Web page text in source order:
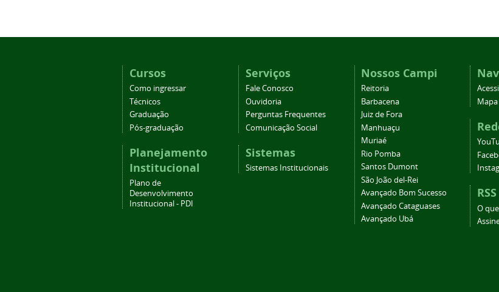
Cursos
Como ingressar
Técnicos
Graduação
Pós-graduação
Planejamento
Institucional
Plano de
Desenvolvimento
Institucional - PDI
Serviços
Fale Conosco
Ouvidoria
Perguntas Frequentes
Comunicação Social
Sistemas
Sistemas Institucionais
Nossos Campi
Reitoria
Barbacena
Juiz de Fora
Manhuaçu
Muriaé
Rio Pomba
Santos Dumont
São João del-Rei
Avançado Bom Sucesso
Avançado Cataguases
Avançado Ubá
RSS
O